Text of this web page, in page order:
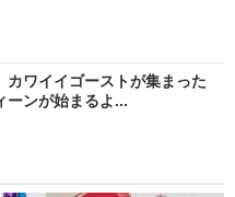
ワイイゴーストが集まった
ーンが始まるよ...